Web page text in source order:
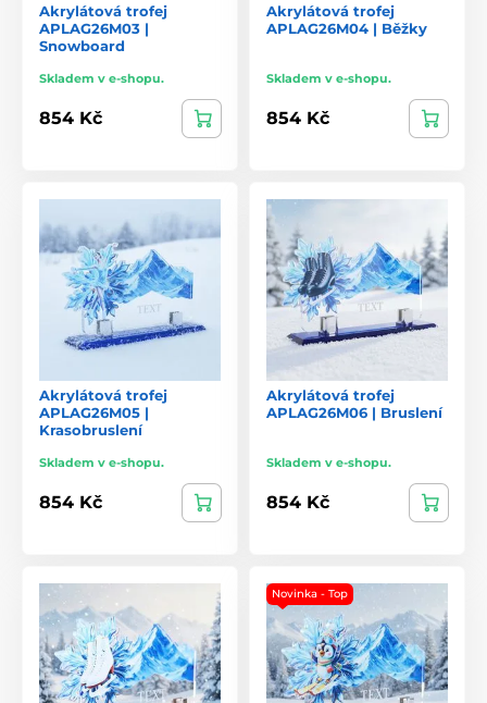
Akrylátová trofej
APLAG26M03 |
Snowboard
Skladem v e-shopu.
854 Kč
Akrylátová trofej
APLAG26M04 | Běžky
Skladem v e-shopu.
854 Kč
Akrylátová trofej
APLAG26M05 |
Krasobruslení
Skladem v e-shopu.
854 Kč
Akrylátová trofej
APLAG26M06 | Bruslení
Skladem v e-shopu.
854 Kč
Novinka - Top